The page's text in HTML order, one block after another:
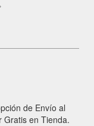
de Envío al
Gratis en Tienda.